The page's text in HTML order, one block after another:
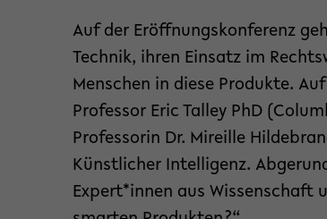
Auf der Eröffnungskonferenz
Technik, ihren Einsatz im
Menschen in diese Produkte.
Professor Eric Talley PhD
Professorin Dr. Mireille
Künstlicher Intelligenz.
Expert*innen aus Wissenschaft